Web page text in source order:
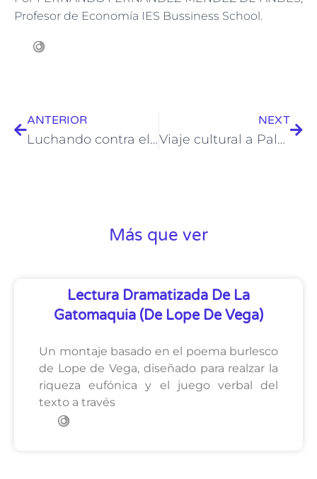
Profesor de Economía IES Bussiness School.
ANTERIOR
Luchando contra el ictus: tú también cuentas.
NEXT
Viaje cultural a Palencia (prerrománico: Olmeda, Saldaña etc.)
Más que ver
Lectura Dramatizada De La
Gatomaquia (de Lope De Vega)
Un montaje basado en el poema burlesco
de Lope de Vega, diseñado para realzar la
riqueza eufónica y el juego verbal del
texto a través